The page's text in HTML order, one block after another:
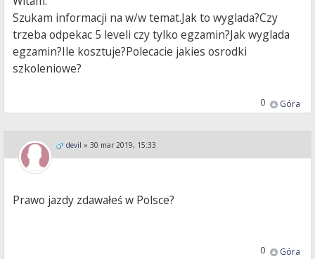
Szukam informacji na w/w temat.Jak to wyglada?Czy
trzeba odpekac 5 leveli czy tylko egzamin?Jak wyglada
egzamin?Ile kosztuje?Polecacie jakies osrodki
szkoleniowe?
Góra
0
devil » 30 mar 2019, 15:33
Prawo jazdy zdawałeś w Polsce?
Góra
0